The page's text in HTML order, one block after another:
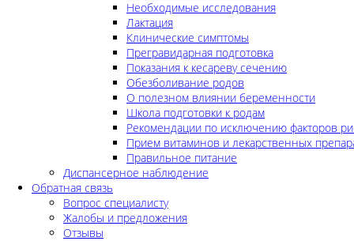
Необходимые исследования
Лактация
Клинические симптомы
Прегравидарная подготовка
Показания к кесареву сечению
Обезболивание родов
О полезном влиянии беременности
Школа подготовки к родам
Рекомендации по исключению факторов
Прием витаминов и лекарственных
Правильное питание
Диспансерное наблюдение
Обратная связь
Вопрос специалисту
Жалобы и предложения
Отзывы